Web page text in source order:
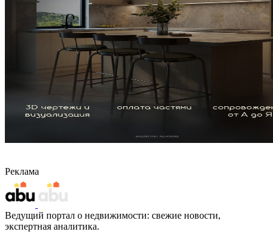
Реклама
Ведущий портал о недвижимости: свежие новости,
экспертная аналитика.